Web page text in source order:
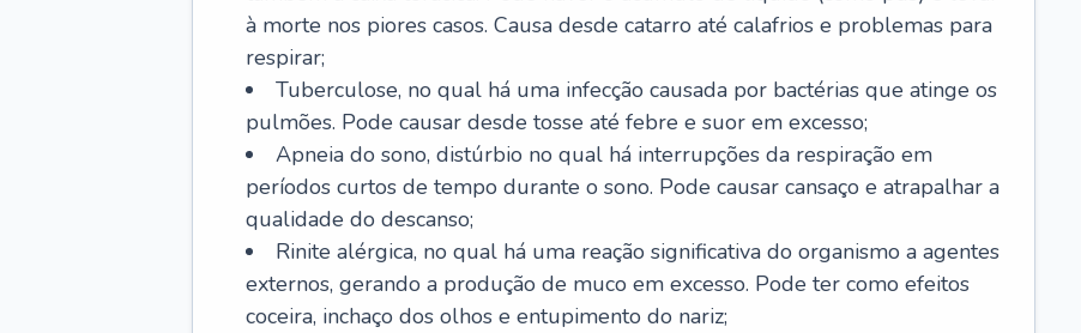
à morte nos piores casos. Causa desde catarro até calafrios e problemas para
respirar;
Tuberculose, no qual há uma infecção causada por bactérias que atinge os
pulmões. Pode causar desde tosse até febre e suor em excesso;
Apneia do sono, distúrbio no qual há interrupções da respiração em
períodos curtos de tempo durante o sono. Pode causar cansaço e atrapalhar a
qualidade do descanso;
Rinite alérgica, no qual há uma reação significativa do organismo a agentes
externos, gerando a produção de muco em excesso. Pode ter como efeitos
coceira, inchaço dos olhos e entupimento do nariz;